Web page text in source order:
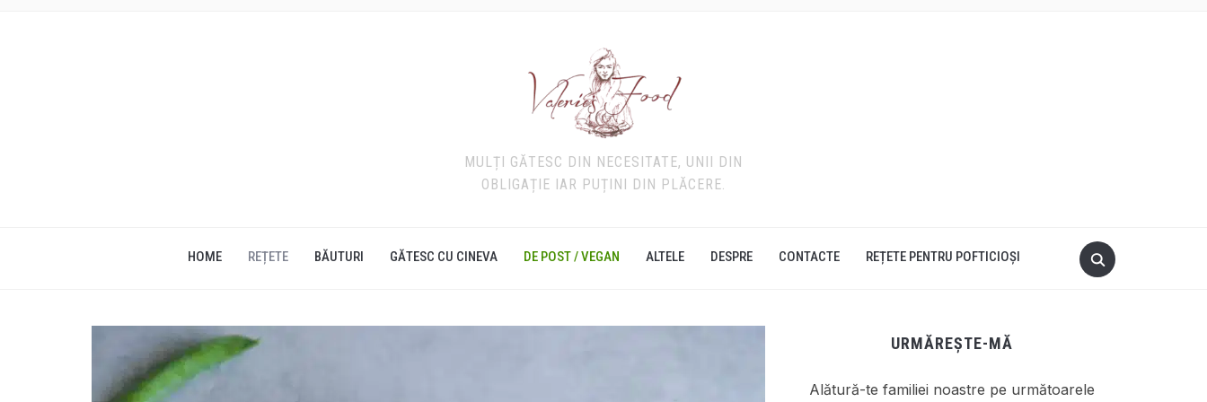
MULȚI GĂTESC DIN NECESITATE, UNII DIN
OBLIGAȚIE IAR PUȚINI DIN PLĂCERE.
HOME REȚETE BĂUTURI GĂTESC CU CINEVA DE POST / VEGAN ALTELE DESPRE CONTACTE REȚETE PENTRU POFTICIOȘI
URMĂREȘTE-MĂ
Alătură-te familiei noastre pe următoarele